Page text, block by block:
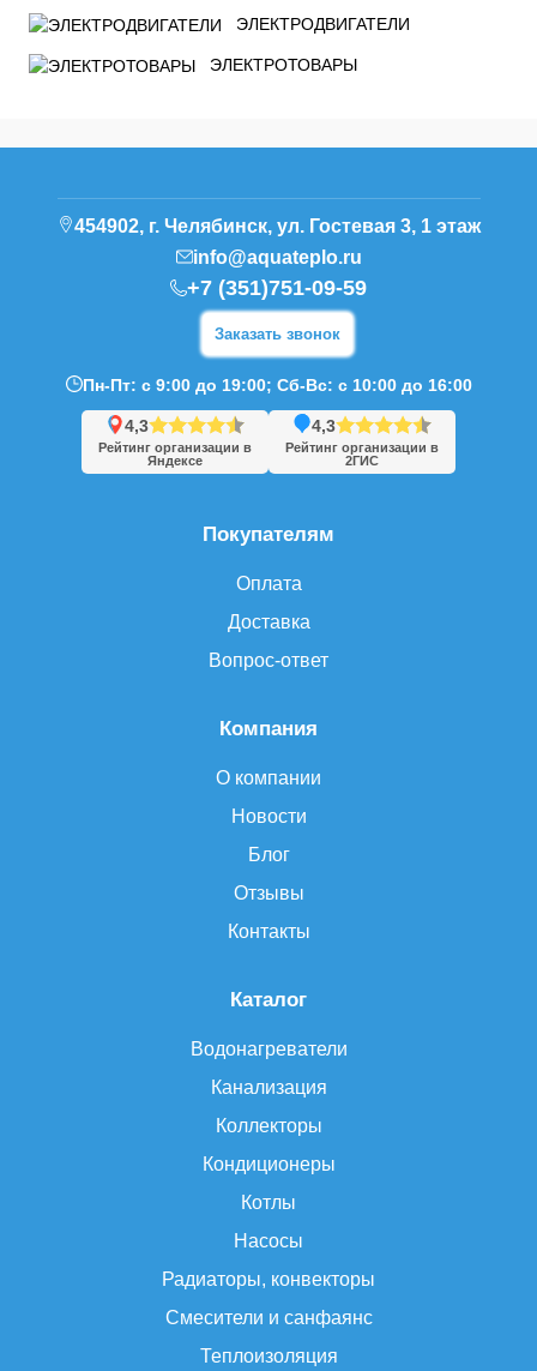
ЭЛЕКТРОДВИГАТЕЛИ
ЭЛЕКТРОТОВАРЫ
Каталог
Водонагреватели
Канализация
Коллекторы
Кондиционеры
Котлы
Насосы
Радиаторы, конвекторы
Смесители и санфаянс
Теплоизоляция
Компания
О компании
Новости
Блог
Отзывы
Контакты
Покупателям
Оплата
Доставка
Вопрос-ответ
454902, г. Челябинск, ул. Гостевая 3, 1 этаж
info@aquateplo.ru
+7 (351)751-09-59
Заказать звонок
Пн-Пт: с 9:00 до 19:00; Сб-Вс: с 10:00 до 16:00
4,3
Рейтинг организации в
Яндексе
4,3
Рейтинг организации в
2ГИС